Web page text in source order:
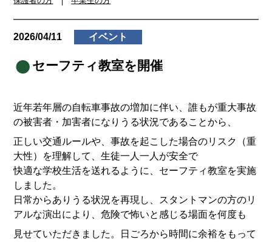
2026/04/11 イベント
セーフティ教室を開催
近年若年層の自転車事故の増加に伴い、誰もが重大事故
の被害者・加害者になりうる状況であることから、
正しい交通ルールや、事故を起こした場合のリスク（重
大性）を理解して、生徒一人一人が安全で
快適な学校生活を送れるように、セーフティ教室を実施
しました。
日常からありうる状況を再現し、スタントマンの方のリ
アルな演出により、危険で怖いと感じる場面を何度も
見せていただきました。日ごろから時間に余裕をもって